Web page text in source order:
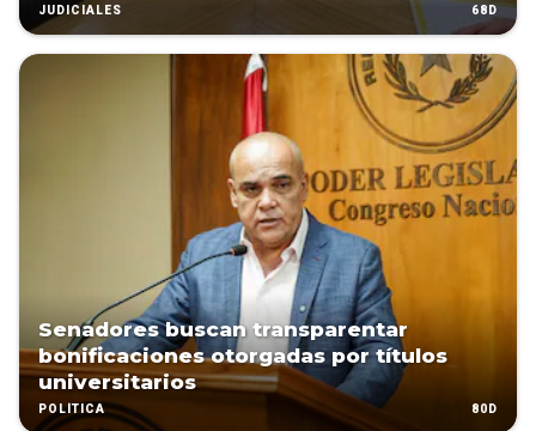
JUDICIALES 68D
Senadores buscan transparentar
bonificaciones otorgadas por títulos
universitarios
POLÍTICA 80D